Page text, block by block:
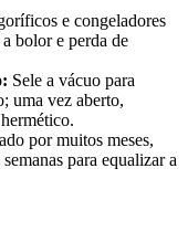
e congeladores
bolor e perda de
Sele a vácuo para
uma vez aberto,
por muitos meses,
para equalizar a